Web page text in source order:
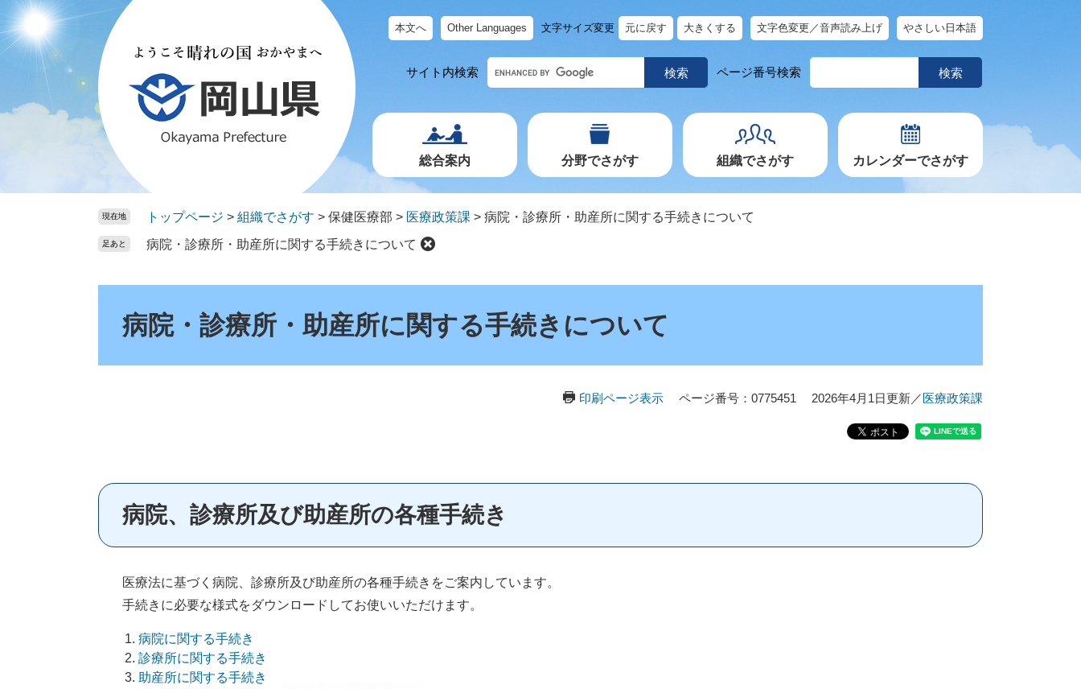
ー
ジ
ニ
ュ
本文へ Other Languages 文字サイズ変更 元に戻す 大きくする 文字色変更／音声読み上げ やさしい日本語
サイト内検索
キ
ー
ワ
ド
ページ番号検索
ペ
ジ
号
総合案内 分野でさがす 組織でさがす カレンダーでさがす
現在地 トップページ > 組織でさがす > 保健医療部 > 医療政策課 > 病院・診療所・助産所に関する手続きについて
足あと 病院・診療所・助産所に関する手続きについて
病院・診療所・助産所に関する手続きについて
印刷ページ表示 ページ番号：0775451 2026年4月1日更新／医療政策課
病院、診療所及び助産所の各種手続き
医療法に基づく病院、診療所及び助産所の各種手続きをご案内しています。
手続きに必要な様式をダウンロードしてお使いいただけます。
病院に関する手続き
診療所に関する手続き
助産所に関する手続き